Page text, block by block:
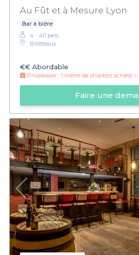
Au Fût et à Mesure Lyon
Bar à bière
4 - 40 pers.
Brotteaux
€€ Abordable
Privateaser : 1 mètre de shooters acheté = 1 mètre
Faire une